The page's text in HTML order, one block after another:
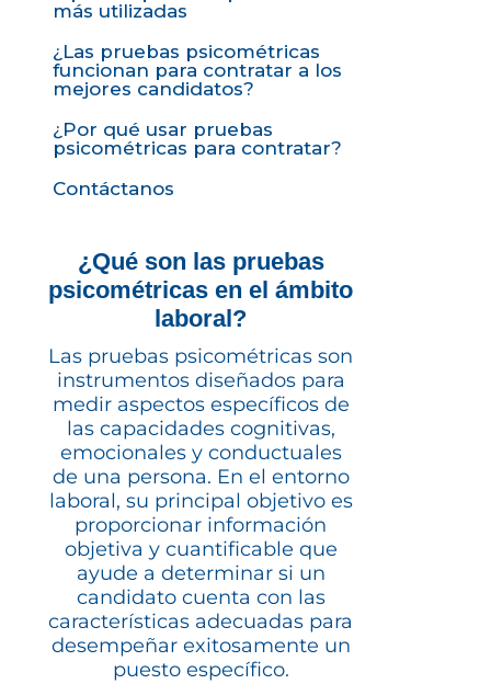
más utilizadas
¿Las pruebas psicométricas
funcionan para contratar a los
mejores candidatos?
¿Por qué usar pruebas
psicométricas para contratar?
Contáctanos
¿Qué son las pruebas
psicométricas en el ámbito
laboral?
Las pruebas psicométricas son
instrumentos diseñados para
medir aspectos específicos de
las capacidades cognitivas,
emocionales y conductuales
de una persona. En el entorno
laboral, su principal objetivo es
proporcionar información
objetiva y cuantificable que
ayude a determinar si un
candidato cuenta con las
características adecuadas para
desempeñar exitosamente un
puesto específico.